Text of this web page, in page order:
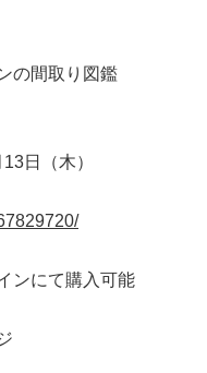
の間取り図鑑
日（木）
ンにて購入可能